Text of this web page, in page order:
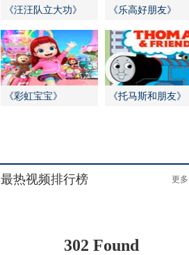
《汪汪队立大功》 《乐高好朋友》
《彩虹宝宝》 《托马斯和朋友》
最热视频排行榜 更多
302 Found